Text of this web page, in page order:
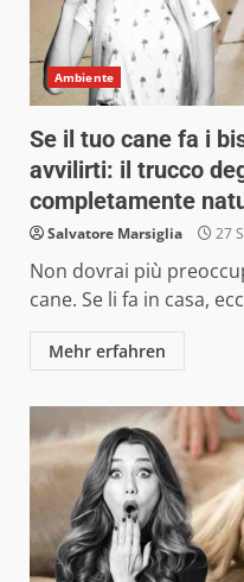
Ambiente
Se il tuo cane fa i
avvilirti: il trucco
completamente
Salvatore Marsiglia 27
Non dovrai più
cane. Se li fa in casa,
Mehr erfahren